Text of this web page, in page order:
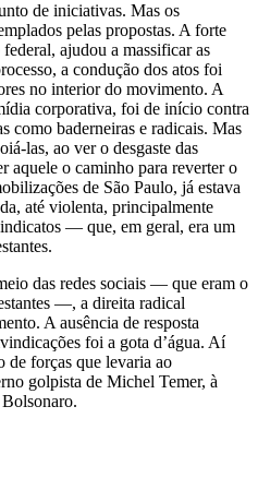
de iniciativas. Mas os
pelas propostas. A forte
ajudou a massificar as
a condução dos atos foi
no interior do movimento. A
corporativa, foi de início contra
como baderneiras e radicais. Mas
las, ao ver o desgaste das
aquele o caminho para reverter o
de São Paulo, já estava
até violenta, principalmente
— que, em geral, era um
das redes sociais — que eram o
—, a direita radical
A ausência de resposta
foi a gota d’água. Aí
de forças que levaria ao
golpista de Michel Temer, à